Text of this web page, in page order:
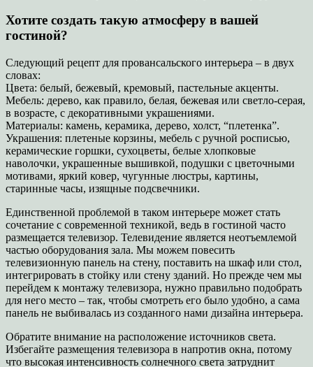
Хотите создать такую атмосферу в вашей
гостиной?
Следующий рецепт для провансальского интерьера – в двух
словах:
Цвета: белый, бежевый, кремовый, пастельные акценты.
Мебель: дерево, как правило, белая, бежевая или светло-серая,
в возрасте, с декоративными украшениями.
Материалы: камень, керамика, дерево, холст, “плетенка”.
Украшения: плетеные корзины, мебель с ручной росписью,
керамические горшки, сухоцветы, белые хлопковые
наволочки, украшенные вышивкой, подушки с цветочными
мотивами, яркий ковер, чугунные люстры, картины,
старинные часы, изящные подсвечники.
Единственной проблемой в таком интерьере может стать
сочетание с современной техникой, ведь в гостиной часто
размещается телевизор. Телевидение является неотъемлемой
частью оборудования зала. Мы можем повесить
телевизионную панель на стену, поставить на шкаф или стол,
интегрировать в стойку или стену зданий. Но прежде чем мы
перейдем к монтажу телевизора, нужно правильно подобрать
для него место – так, чтобы смотреть его было удобно, а сама
панель не выбивалась из созданного нами дизайна интерьера.
Обратите внимание на расположение источников света.
Избегайте размещения телевизора в напротив окна, потому
что высокая интенсивность солнечного света затруднит